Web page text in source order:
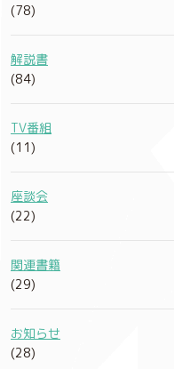
(78)
解説書
(84)
TV番組
(11)
座談会
(22)
関連書籍
(29)
お知らせ
(28)